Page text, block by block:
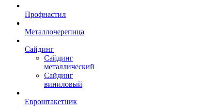
Профнастил
Металлочерепица
Сайдинг
Сайдинг
металлический
Сайдинг
виниловый
Евроштакетник